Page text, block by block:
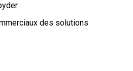
des solutions